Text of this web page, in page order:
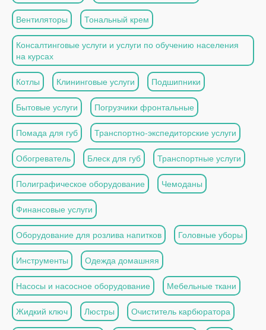
Вентиляторы Тональный крем
Консалтинговые услуги и услуги по обучению населения
на курсах
Котлы Клининговые услуги Подшипники
Бытовые услуги Погрузчики фронтальные
Помада для губ Транспортно-экспедиторские услуги
Обогреватель Блеск для губ Транспортные услуги
Полиграфическое оборудование Чемоданы
Финансовые услуги
Оборудование для розлива напитков Головные уборы
Инструменты Одежда домашняя
Насосы и насосное оборудование Мебельные ткани
Жидкий ключ Люстры Очиститель карбюратора